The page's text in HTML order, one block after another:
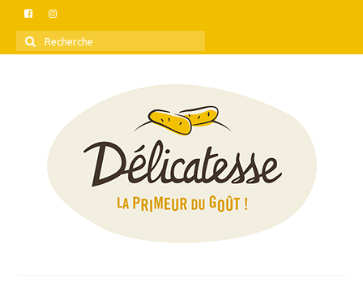
Rechercher
: